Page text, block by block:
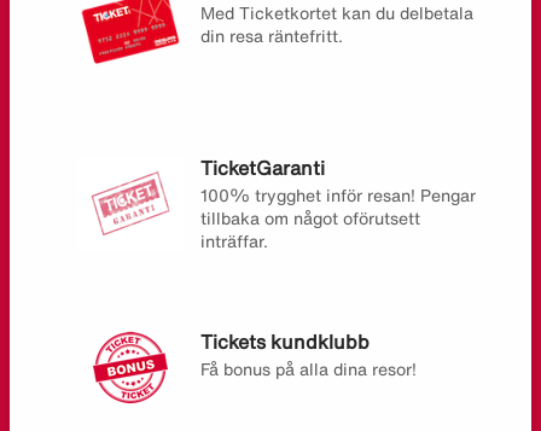
Med Ticketkortet kan du delbetala
din resa räntefritt.
TicketGaranti
100% trygghet inför resan! Pengar
tillbaka om något oförutsett
inträffar.
Tickets kundklubb
Få bonus på alla dina resor!